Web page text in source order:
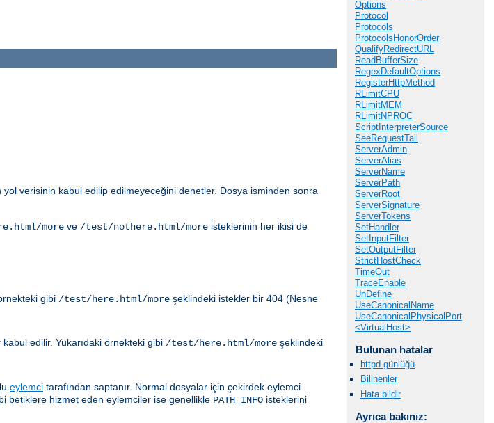
Options
Protocol
Protocols
ProtocolsHonorOrder
QualifyRedirectURL
ReadBufferSize
RegexDefaultOptions
RegisterHttpMethod
RLimitCPU
RLimitMEM
RLimitNPROC
ScriptInterpreterSource
SeeRequestTail
ServerAdmin
ServerAlias
ServerName
ServerPath
ServerRoot
ServerSignature
ServerTokens
SetHandler
SetInputFilter
SetOutputFilter
StrictHostCheck
TimeOut
TraceEnable
UnDefine
UseCanonicalName
UseCanonicalPhysicalPort
<VirtualHost>
Bulunan hatalar
httpd günlüğü
Bilinenler
Hata bildir
Ayrıca bakınız:
verisinin kabul edilip edilmeyeceğini denetler. Dosya isminden sonra
more ve /test/nothere.html/more isteklerinin her ikisi de
gibi /test/here.html/more şeklindeki istekler bir 404 (Nesne
edilir. Yukarıdaki örnekteki gibi /test/here.html/more şeklindeki
eylemci tarafından saptanır. Normal dosyalar için çekirdek eylemci
betiklere hizmet eden eylemciler ise genellikle PATH_INFO isteklerini